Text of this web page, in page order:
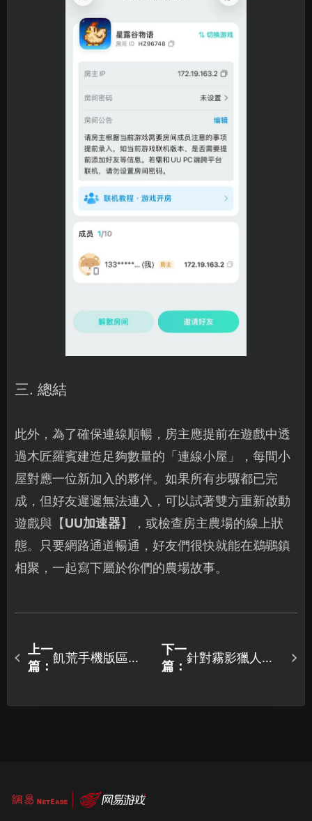
三. 總結
此外，為了確保連線順暢，房主應提前在遊戲中透
過木匠羅賓建造足夠數量的「連線小屋」，每間小
屋對應一位新加入的夥伴。如果所有步驟都已完
成，但好友遲遲無法連入，可以試著雙方重新啟動
遊戲與【UU加速器】，或檢查房主農場的線上狀
態。只要網路通道暢通，好友們很快就能在鵜鶘鎮
相聚，一起寫下屬於你們的農場故事。
上一
篇：
飢荒手機版區域
受低延遲順暢遊
下一
篇：
針對霧影獵人這
器，現在還有免